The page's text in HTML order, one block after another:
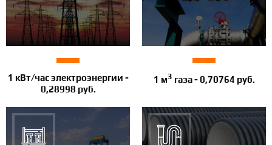
1 кВт/час электроэнергии -
0,28998 руб.
1 м3 газа - 0,70764 руб.